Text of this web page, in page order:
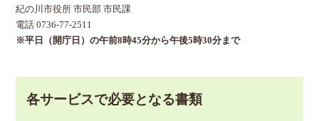
紀の川市役所 市民部 市民課
電話 0736-77-2511
※平日（開庁日）の午前8時45分から午後5時30分まで
各サービスで必要となる書類